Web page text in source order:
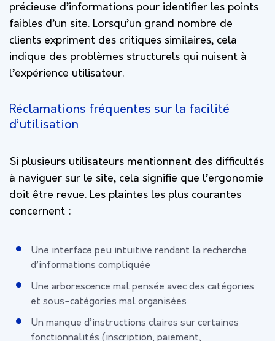
précieuse d’informations pour identifier les points
faibles d’un site. Lorsqu’un grand nombre de
clients expriment des critiques similaires, cela
indique des problèmes structurels qui nuisent à
l’expérience utilisateur.
Réclamations fréquentes sur la facilité
d’utilisation
Si plusieurs utilisateurs mentionnent des difficultés
à naviguer sur le site, cela signifie que l’ergonomie
doit être revue. Les plaintes les plus courantes
concernent :
Une interface peu intuitive rendant la recherche
d’informations compliquée
Une arborescence mal pensée avec des catégories
et sous-catégories mal organisées
Un manque d’instructions claires sur certaines
fonctionnalités (inscription, paiement,